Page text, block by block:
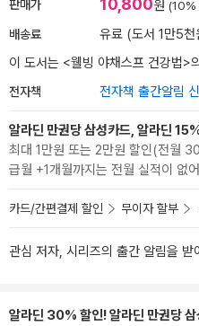
판매가 10,800원 (10%
배송료
유료 (도서 1만5천
이 도서는 <웰빙 야채스프 건강법>
전자책 전자책 출간알림
알라딘 만권당 삼성카드, 알라딘
최대 1만원 또는 2만원 할인(전월
급월 +1개월까지는 전월 실적이 없
카드/간편결제 할인 무이자 할부
관심 저자, 시리즈의 출간 알림을 받
알라딘 30% 할인! 알라딘 만권당 삼